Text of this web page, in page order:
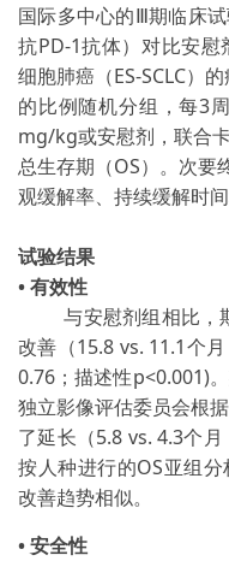
国际多中心的Ⅲ期临床
抗PD-1抗体）对比安
细胞肺癌（ES-SCLC）
的比例随机分组，每3
mg/kg或安慰剂，联合
总生存期（OS）。次要
观缓解率、持续缓解时间
试验结果
• 有效性
与安慰剂组相比，斯
改善（15.8 vs. 11.1个
0.76；描述性p<0.001)
独立影像评估委员会根
了延长（5.8 vs. 4.3个月
按人种进行的OS亚组
改善趋势相似。
• 安全性